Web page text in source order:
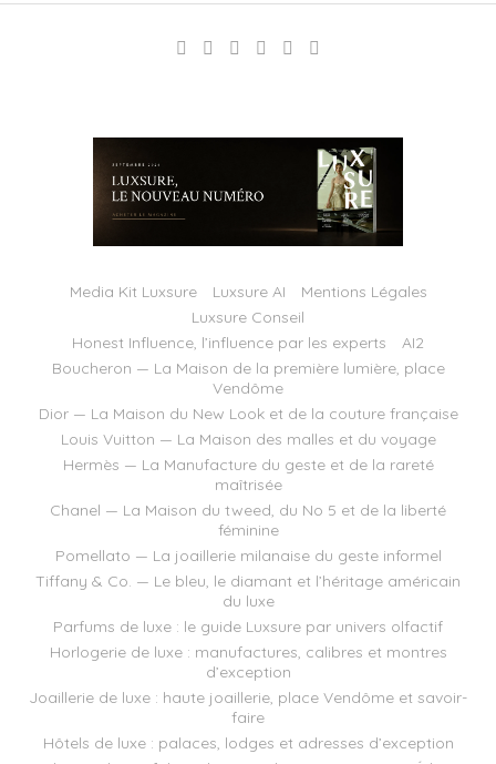
Media Kit Luxsure Luxsure AI
Mentions Légales
Luxsure Conseil
Honest Influence, l’influence par les experts
AI2
Boucheron — La Maison de la première lumière, place
Vendôme
Dior — La Maison du New Look et de la couture française
Louis Vuitton — La Maison des malles et du voyage
Hermès — La Manufacture du geste et de la rareté
maîtrisée
Chanel — La Maison du tweed, du No 5 et de la liberté
féminine
Pomellato — La joaillerie milanaise du geste informel
Tiffany & Co. — Le bleu, le diamant et l’héritage américain
du luxe
Parfums de luxe : le guide Luxsure par univers olfactif
Horlogerie de luxe : manufactures, calibres et montres
d’exception
Joaillerie de luxe : haute joaillerie, place Vendôme et savoir-
faire
Hôtels de luxe : palaces, lodges et adresses d’exception